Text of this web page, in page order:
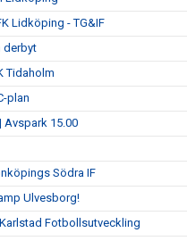
Lidköping - TG&IF
derbyt
Tidaholm
plan
Avspark 15.00
Södra IF
Ulvesborg!
Fotbollsutveckling